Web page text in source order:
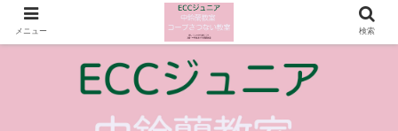
メニュー 検索